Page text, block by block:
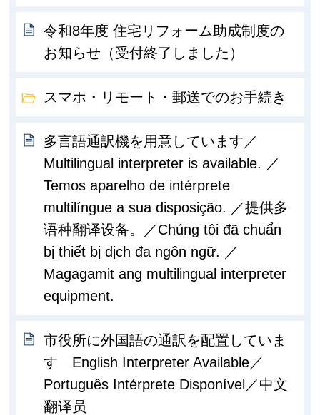
令和8年度 住宅リフォーム助成制度の
お知らせ（受付終了しました）
スマホ・リモート・郵送でのお手続き
多言語通訳機を用意しています／
Multilingual interpreter is available. ／
Temos aparelho de intérprete
multilíngue a sua disposição. ／提供多
语种翻译设备。／Chúng tôi đã chuẩn
bị thiết bị dịch đa ngôn ngữ. ／
Magagamit ang multilingual interpreter
equipment.
市役所に外国語の通訳を配置していま
す English Interpreter Available／
Português Intérprete Disponível／中文
翻译员